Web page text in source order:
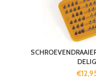
DELIG
€